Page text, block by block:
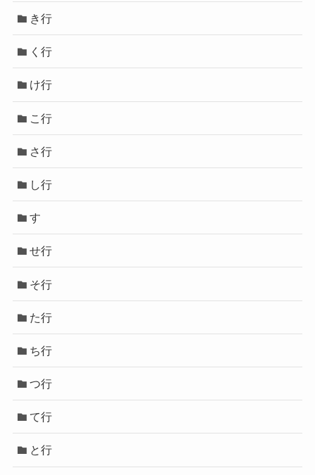
き行
く行
け行
こ行
さ行
し行
す
せ行
そ行
た行
ち行
つ行
て行
と行